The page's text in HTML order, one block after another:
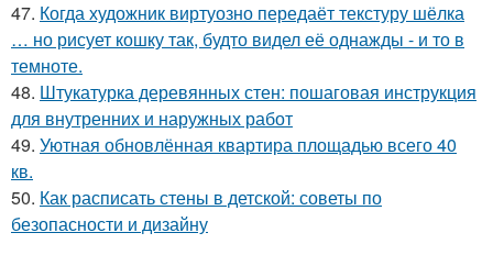
47. Когда художник виртуозно передаёт текстуру шёлка
… но рисует кошку так, будто видел её однажды - и то в
темноте.
48. Штукатурка деревянных стен: пошаговая инструкция
для внутренних и наружных работ
49. Уютная обновлённая квартира площадью всего 40
кв.
50. Как расписать стены в детской: советы по
безопасности и дизайну